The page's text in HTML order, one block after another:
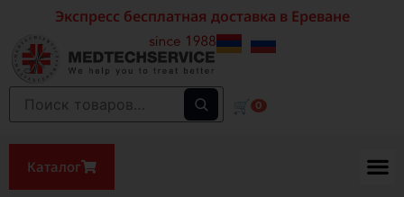
Экспресс бесплатная доставка в Ереване
🛒 0
Каталог